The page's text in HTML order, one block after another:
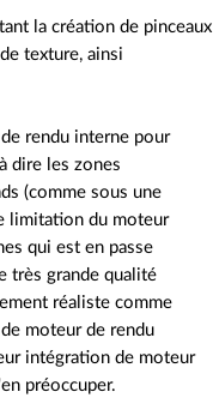
la création de pinceaux
texture, ainsi
rendu interne pour
dire les zones
(comme sous une
limitation du moteur
qui est en passe
très grande qualité
réaliste comme
moteur de rendu
intégration de moteur
préoccuper.